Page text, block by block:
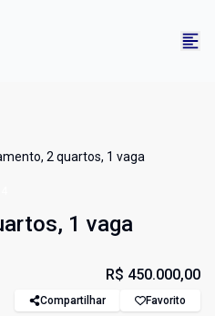
2 quartos, 1 vaga
1 vaga
R$ 450.000,00
Compartilhar Favorito